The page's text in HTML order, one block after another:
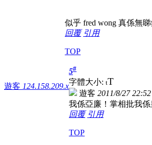
似乎 fred wong 真係無睇
回覆 引用
TOP
遊客 124.158.209.x
5#
字體大小: tT
遊客 2011/8/27 22:52
我係亞廉！掌相批我
回覆 引用
TOP